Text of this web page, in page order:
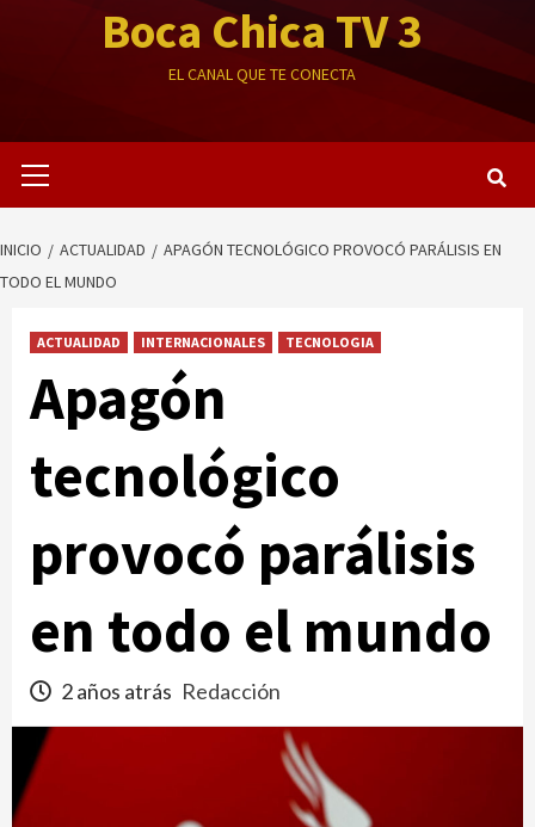
Boca Chica TV 3
EL CANAL QUE TE CONECTA
primario
INICIO ACTUALIDAD
APAGÓN TECNOLÓGICO PROVOCÓ PARÁLISIS EN
TODO EL MUNDO
ACTUALIDAD INTERNACIONALES TECNOLOGIA
Apagón
tecnológico
provocó parálisis
en todo el mundo
2 años atrás Redacción